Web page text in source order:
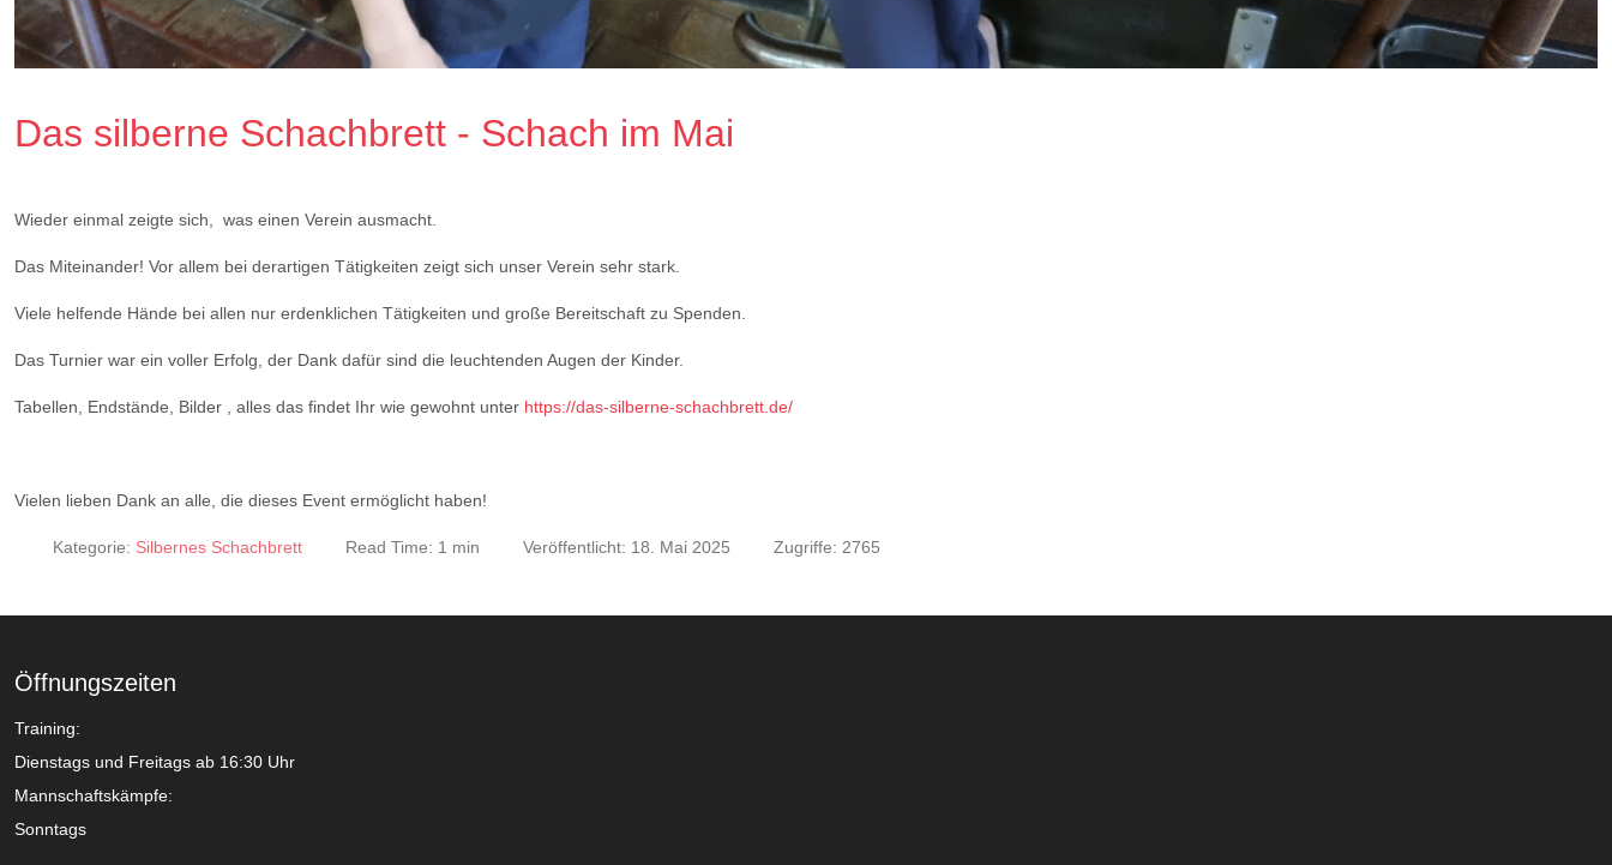
Das silberne Schachbrett - Schach im Mai
Wieder einmal zeigte sich, was einen Verein ausmacht.
Das Miteinander! Vor allem bei derartigen Tätigkeiten zeigt sich unser Verein sehr stark.
Viele helfende Hände bei allen nur erdenklichen Tätigkeiten und große Bereitschaft zu Spenden.
Das Turnier war ein voller Erfolg, der Dank dafür sind die leuchtenden Augen der Kinder.
Tabellen, Endstände, Bilder , alles das findet Ihr wie gewohnt unter https://das-silberne-schachbrett.de/
Vielen lieben Dank an alle, die dieses Event ermöglicht haben!
Kategorie: Silbernes Schachbrett Read Time: 1 min Veröffentlicht: 18. Mai 2025 Zugriffe: 2765
Öffnungszeiten
Training:
Dienstags und Freitags ab 16:30 Uhr
Mannschaftskämpfe:
Sonntags